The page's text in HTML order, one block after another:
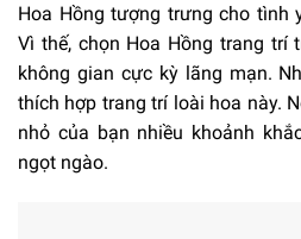
Hoa Hồng tượng trưng cho tình
Vì thế, chọn Hoa Hồng trang trí
không gian cực kỳ lãng mạn.
thích hợp trang trí loài hoa này.
nhỏ của bạn nhiều khoảnh
ngọt ngào.